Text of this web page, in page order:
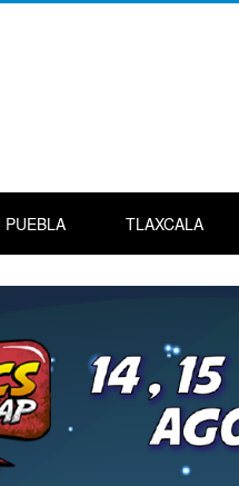
PUEBLA TLAXCALA